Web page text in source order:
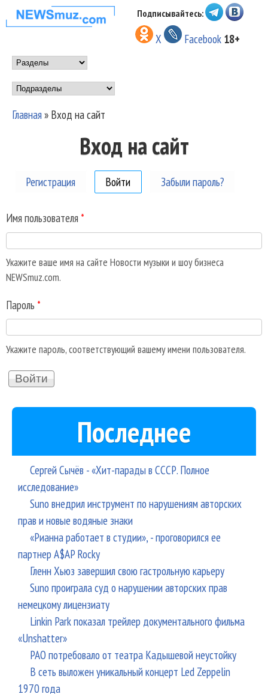
Перейти к основному
содержанию
НОВОСТИ
МУЗЫКИ И
ШОУ БИЗНЕСА
NEWSMUZ.COM
Подписывайтесь:
X Facebook 18+
Main menu
Подразделы
Вы здесь
Главная» Вход на сайт
Вход на сайт
Регистрация Войти (активная вкладка)
Забыли пароль?
Имя пользователя *
Укажите ваше имя на сайте Новости музыки и шоу бизнеса
NEWSmuz.com.
Пароль *
Укажите пароль, соответствующий вашему имени пользователя.
Последнее
Сергей Сычёв - «Хит-парады в СССР. Полное
исследование»
Suno внедрил инструмент по нарушениям авторских
прав и новые водяные знаки
«Рианна работает в студии», - проговорился ее
партнер A$AP Rocky
Гленн Хьюз завершил свою гастрольную карьеру
Suno проиграла суд о нарушении авторских прав
немецкому лицензиату
Linkin Park показал трейлер документального фильма
«Unshatter»
РАО потребовало от театра Кадышевой неустойку
В сеть выложен уникальный концерт Led Zeppelin
1970 года